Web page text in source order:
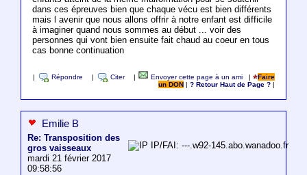
dans ces épreuves bien que chaque vécu est bien différents
mais l avenir que nous allons offrir à notre enfant est difficile
à imaginer quand nous sommes au début ... voir des
personnes qui vont bien ensuite fait chaud au coeur en tous
cas bonne continuation
Répondre Citer Envoyer cette page à un ami |
Faire
un DON
|? Retour Haut de Page ?
Emilie B
Re: Transposition des
gros vaisseaux
mardi 21 février 2017
09:58:56
IP/FAI: ---.w92-145.abo.wanadoo.fr